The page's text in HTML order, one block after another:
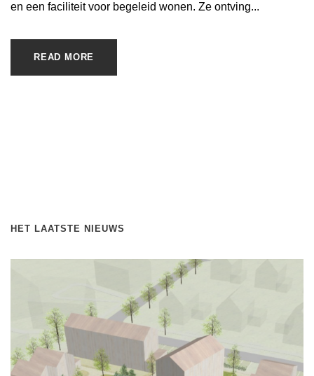
en een faciliteit voor begeleid wonen. Ze ontving...
READ MORE
HET LAATSTE NIEUWS